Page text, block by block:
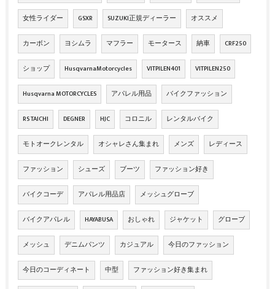
女性ライダー GSXR SUZUKI正規ディーラー オススメ
カーボン ヨシムラ マフラー モータース 納車 CRF250
ショップ HusqvarnaMotorcycles VITPILEN401 VITPILEN250
Husqvarna MOTORCYCLES アパレル用品 バイクファッション
RS TAICHI DEGNER HJC コロニル レンタルバイク
モトオークレンタル オシャレさん集まれ メンズ レディース
ファッション シューズ ブーツ ファッション好き
バイクコーデ アパレル用品店 メッシュグローブ
バイクアパレル HAYABUSA おしゃれ ジャケット グローブ
メッシュ デニムパンツ カジュアル 今日のファッション
今日のコーディネート 中型 ファッション好き集まれ